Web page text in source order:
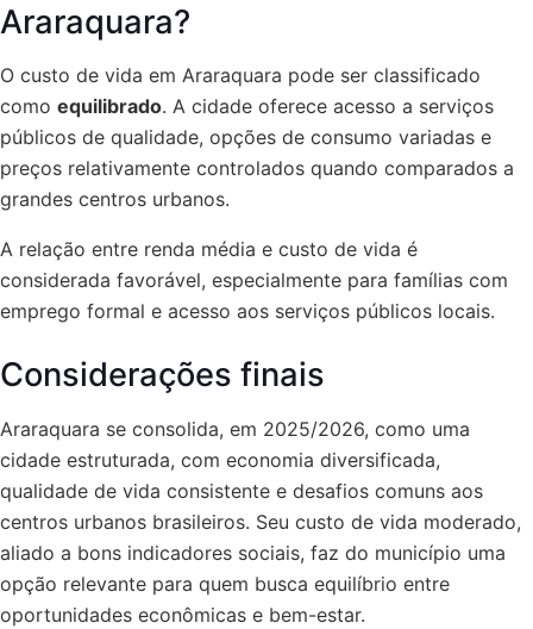
Araraquara?
O custo de vida em Araraquara pode ser classificado
como equilibrado. A cidade oferece acesso a serviços
públicos de qualidade, opções de consumo variadas e
preços relativamente controlados quando comparados a
grandes centros urbanos.
A relação entre renda média e custo de vida é
considerada favorável, especialmente para famílias com
emprego formal e acesso aos serviços públicos locais.
Considerações finais
Araraquara se consolida, em 2025/2026, como uma
cidade estruturada, com economia diversificada,
qualidade de vida consistente e desafios comuns aos
centros urbanos brasileiros. Seu custo de vida moderado,
aliado a bons indicadores sociais, faz do município uma
opção relevante para quem busca equilíbrio entre
oportunidades econômicas e bem-estar.